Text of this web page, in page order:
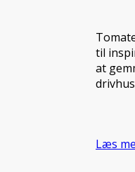
til
at
Læs